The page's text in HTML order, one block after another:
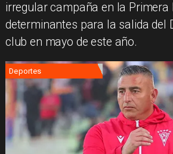
irregular campaña en la Primera
determinantes para la salida del
club en mayo de este año.
Deportes